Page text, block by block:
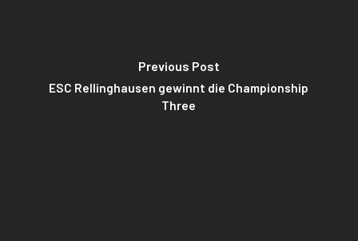
Previous Post
ESC Rellinghausen gewinnt die Championship
Three